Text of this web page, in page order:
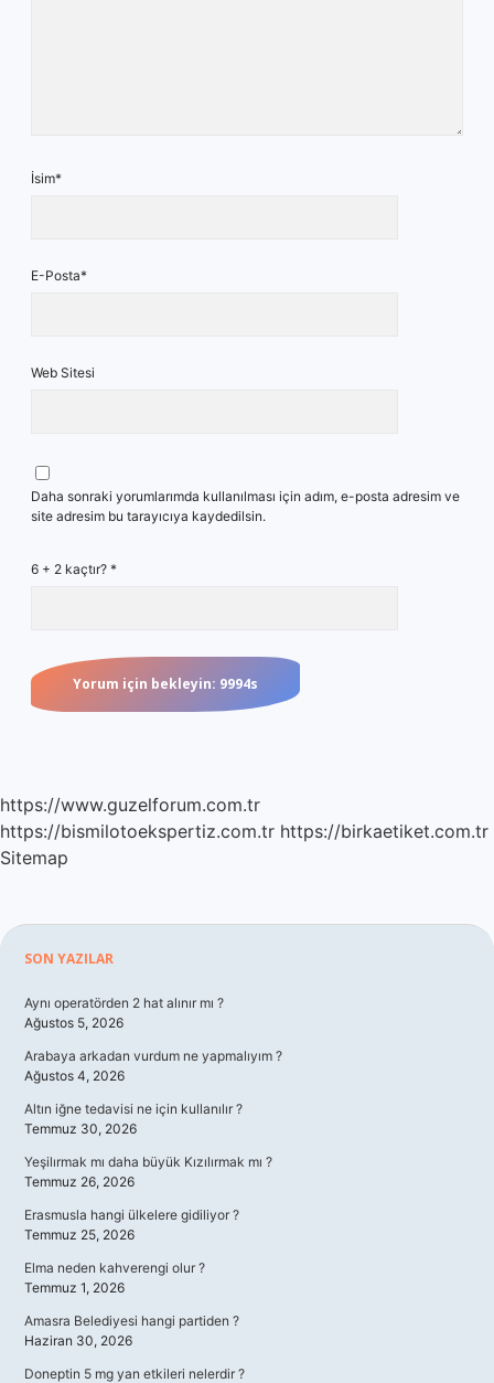
İsim*
E-Posta*
Web Sitesi
Daha sonraki yorumlarımda kullanılması için adım, e-posta adresim ve
site adresim bu tarayıcıya kaydedilsin.
6 + 2 kaçtır? *
https://www.guzelforum.com.tr
https://bismilotoekspertiz.com.tr https://birkaetiket.com.tr
Sitemap
Sidebar
SON YAZILAR
Aynı operatörden 2 hat alınır mı ?
Ağustos 5, 2026
Arabaya arkadan vurdum ne yapmalıyım ?
Ağustos 4, 2026
Altın iğne tedavisi ne için kullanılır ?
Temmuz 30, 2026
Yeşilırmak mı daha büyük Kızılırmak mı ?
Temmuz 26, 2026
Erasmusla hangi ülkelere gidiliyor ?
Temmuz 25, 2026
Elma neden kahverengi olur ?
Temmuz 1, 2026
Amasra Belediyesi hangi partiden ?
Haziran 30, 2026
Doneptin 5 mg yan etkileri nelerdir ?